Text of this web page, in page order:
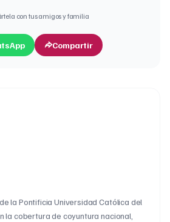
con tus amigos y familia
Compartir
la Pontificia Universidad Católica del
la cobertura de coyuntura nacional,